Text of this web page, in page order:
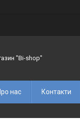
"Bi-shop"
нас Контакти